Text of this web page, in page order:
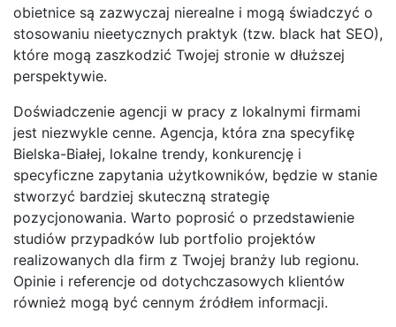
obietnice są zazwyczaj nierealne i mogą świadczyć o
stosowaniu nieetycznych praktyk (tzw. black hat SEO),
które mogą zaszkodzić Twojej stronie w dłuższej
perspektywie.
Doświadczenie agencji w pracy z lokalnymi firmami
jest niezwykle cenne. Agencja, która zna specyfikę
Bielska-Białej, lokalne trendy, konkurencję i
specyficzne zapytania użytkowników, będzie w stanie
stworzyć bardziej skuteczną strategię
pozycjonowania. Warto poprosić o przedstawienie
studiów przypadków lub portfolio projektów
realizowanych dla firm z Twojej branży lub regionu.
Opinie i referencje od dotychczasowych klientów
również mogą być cennym źródłem informacji.